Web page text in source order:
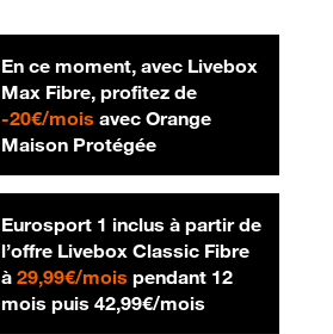
En ce moment, avec Livebox
Max Fibre, profitez de
-20€/mois20 € par mois
avec Orange
Maison Protégée
Eurosport 1 inclus à partir de
l’offre Livebox Classic Fibre
à 29,99€/mois29,99 € par mois
pendant 12
mois puis 42,99€/mois42,99 € par